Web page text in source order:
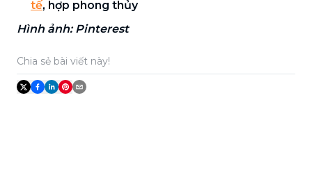
tế, hợp phong thủy
Hình ảnh: Pinterest
Chia sẻ bài viết này!